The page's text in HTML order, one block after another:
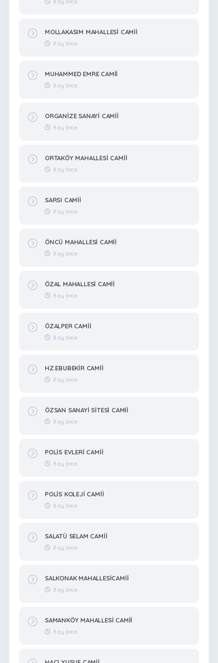
MOLLAKASIM MAHALLESİ CAMİİ
8 ay önce
MUHAMMED EMRE CAMİİ
8 ay önce
ORGANİZE SANAYİ CAMİİ
8 ay önce
ORTAKÖY MAHALLESİ CAMİİ
8 ay önce
SARSI CAMİİ
8 ay önce
ÖNCÜ MAHALLESİ CAMİİ
8 ay önce
ÖZAL MAHALLESİ CAMİİ
8 ay önce
ÖZALPER CAMİİ
8 ay önce
HZ.EBUBEKİR CAMİİ
8 ay önce
ÖZSAN SANAYİ SİTESİ CAMİİ
8 ay önce
POLİS EVLERİ CAMİİ
8 ay önce
POLİS KOLEJİ CAMİİ
8 ay önce
SALATÜ SELAM CAMİİ
8 ay önce
SALKONAK MAHALLESİCAMİİ
8 ay önce
SAMANKÖY MAHALLESİ CAMİİ
8 ay önce